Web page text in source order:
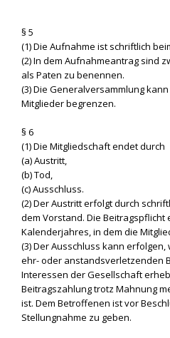
§ 5
(1) Die Aufnahme ist schriftlich
(2) In dem Aufnahmeantrag sind
als Paten zu benennen.
(3) Die Generalversammlung
Mitglieder begrenzen.
§ 6
(1) Die Mitgliedschaft endet durch
(a) Austritt,
(b) Tod,
(c) Ausschluss.
(2) Der Austritt erfolgt durch
dem Vorstand. Die Beitragspflicht
Kalenderjahres, in dem die
(3) Der Ausschluss kann
ehr- oder anstandsverletzenden
Interessen der Gesellschaft
Beitragszahlung trotz Mahnung
ist. Dem Betroffenen ist vor
Stellungnahme zu geben.